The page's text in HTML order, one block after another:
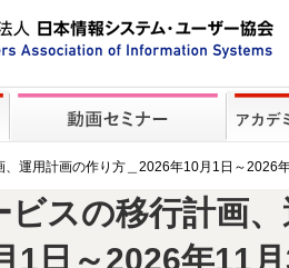
、運用計画の作り方＿2026年10月1日～2026
スの移行計画
1日～2026年11